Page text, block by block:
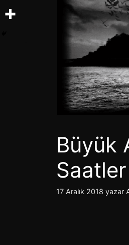
Büyük
17 Aralık 2018 yazar